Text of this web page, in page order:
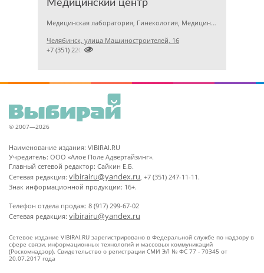
Медицинский центр
Медицинская лаборатория, Гинекология, Медицинский центр
Челябинск, улица Машиностроителей, 16

+7 (351) 2201031
© 2007—2026
Наименование издания: VIBIRAI.RU
Учредитель: ООО «Алое Поле Адвертайзинг».
Главный сетевой редактор: Сайкин Е.Б.
Сетевая редакция: vibirairu@yandex.ru, +7 (351) 247-11-11.
Знак информационной продукции: 16+.
Телефон отдела продаж: 8 (917) 299-67-02
Сетевая редакция: vibirairu@yandex.ru
Сетевое издание VIBIRAI.RU зарегистрировано в Федеральной службе по надзору в
сфере связи, информационных технологий и массовых коммуникаций
(Роскомнадзор). Свидетельство о регистрации СМИ ЭЛ № ФС 77 - 70345 от
20.07.2017 года